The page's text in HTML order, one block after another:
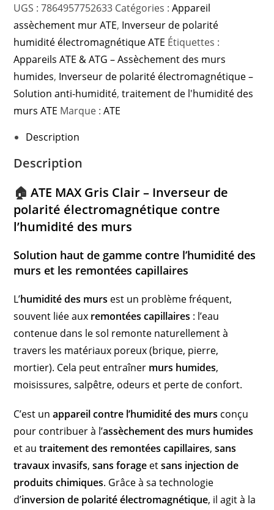
UGS :7864957752633 Catégories :Appareil
assèchement mur ATE, Inverseur de polarité
humidité électromagnétique ATE Étiquettes :
Appareils ATE & ATG – Assèchement des murs
humides, Inverseur de polarité électromagnétique –
Solution anti-humidité,traitement de l'humidité des
murs ATE Marque :ATE
Description
Description
🏠ATE MAX Gris Clair – Inverseur de
polarité électromagnétique contre
l’humidité des murs
Solution haut de gamme contre l’humidité des
murs et les remontées capillaires
L’humidité des murs est un problème fréquent,
souvent liée aux remontées capillaires : l’eau
contenue dans le sol remonte naturellement à
travers les matériaux poreux (brique, pierre,
mortier). Cela peut entraîner murs humides,
moisissures, salpêtre, odeurs et perte de confort.
C’est unappareil contre l’humidité des murs conçu
pour contribuer à l’assèchement des murs humides
et autraitement des remontées capillaires,sans
travaux invasifs,sans forage etsans injection de
produits chimiques. Grâce à sa technologie
d’inversion de polarité électromagnétique, il agit à la